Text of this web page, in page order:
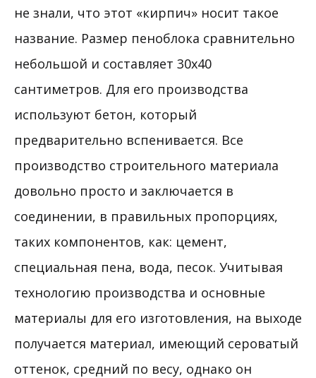
не знали, что этот «кирпич» носит такое
название. Размер пеноблока сравнительно
небольшой и составляет 30х40
сантиметров. Для его производства
используют бетон, который
предварительно вспенивается. Все
производство строительного материала
довольно просто и заключается в
соединении, в правильных пропорциях,
таких компонентов, как: цемент,
специальная пена, вода, песок. Учитывая
технологию производства и основные
материалы для его изготовления, на выходе
получается материал, имеющий сероватый
оттенок, средний по весу, однако он